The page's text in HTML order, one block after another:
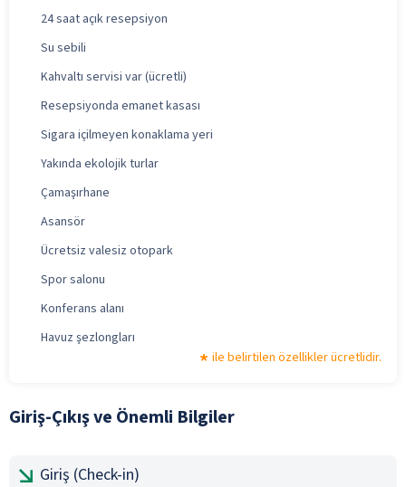
24 saat açık resepsiyon
Su sebili
Kahvaltı servisi var (ücretli)
Resepsiyonda emanet kasası
Sigara içilmeyen konaklama yeri
Yakında ekolojik turlar
Çamaşırhane
Asansör
Ücretsiz valesiz otopark
Spor salonu
Konferans alanı
Havuz şezlongları
ile belirtilen özellikler ücretlidir.
Giriş-Çıkış ve Önemli Bilgiler
Giriş (Check-in)